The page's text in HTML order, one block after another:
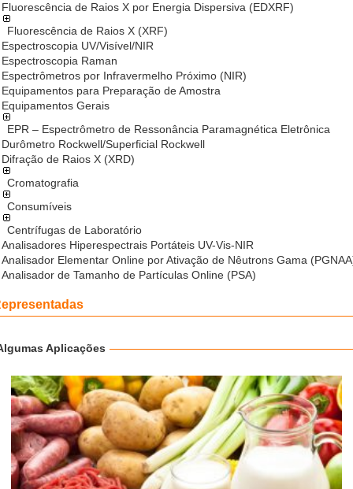
Fluorescência de Raios X por Energia Dispersiva (EDXRF)
Fluorescência de Raios X (XRF)
Espectroscopia UV/Visível/NIR
Espectroscopia Raman
Espectrômetros por Infravermelho Próximo (NIR)
Equipamentos para Preparação de Amostra
Equipamentos Gerais
EPR – Espectrômetro de Ressonância Paramagnética Eletrônica
Durômetro Rockwell/Superficial Rockwell
Difração de Raios X (XRD)
Cromatografia
Consumíveis
Centrífugas de Laboratório
Analisadores Hiperespectrais Portáteis UV-Vis-NIR
Analisador Elementar Online por Ativação de Nêutrons Gama
Analisador de Tamanho de Partículas Online (PSA)
Aplicações